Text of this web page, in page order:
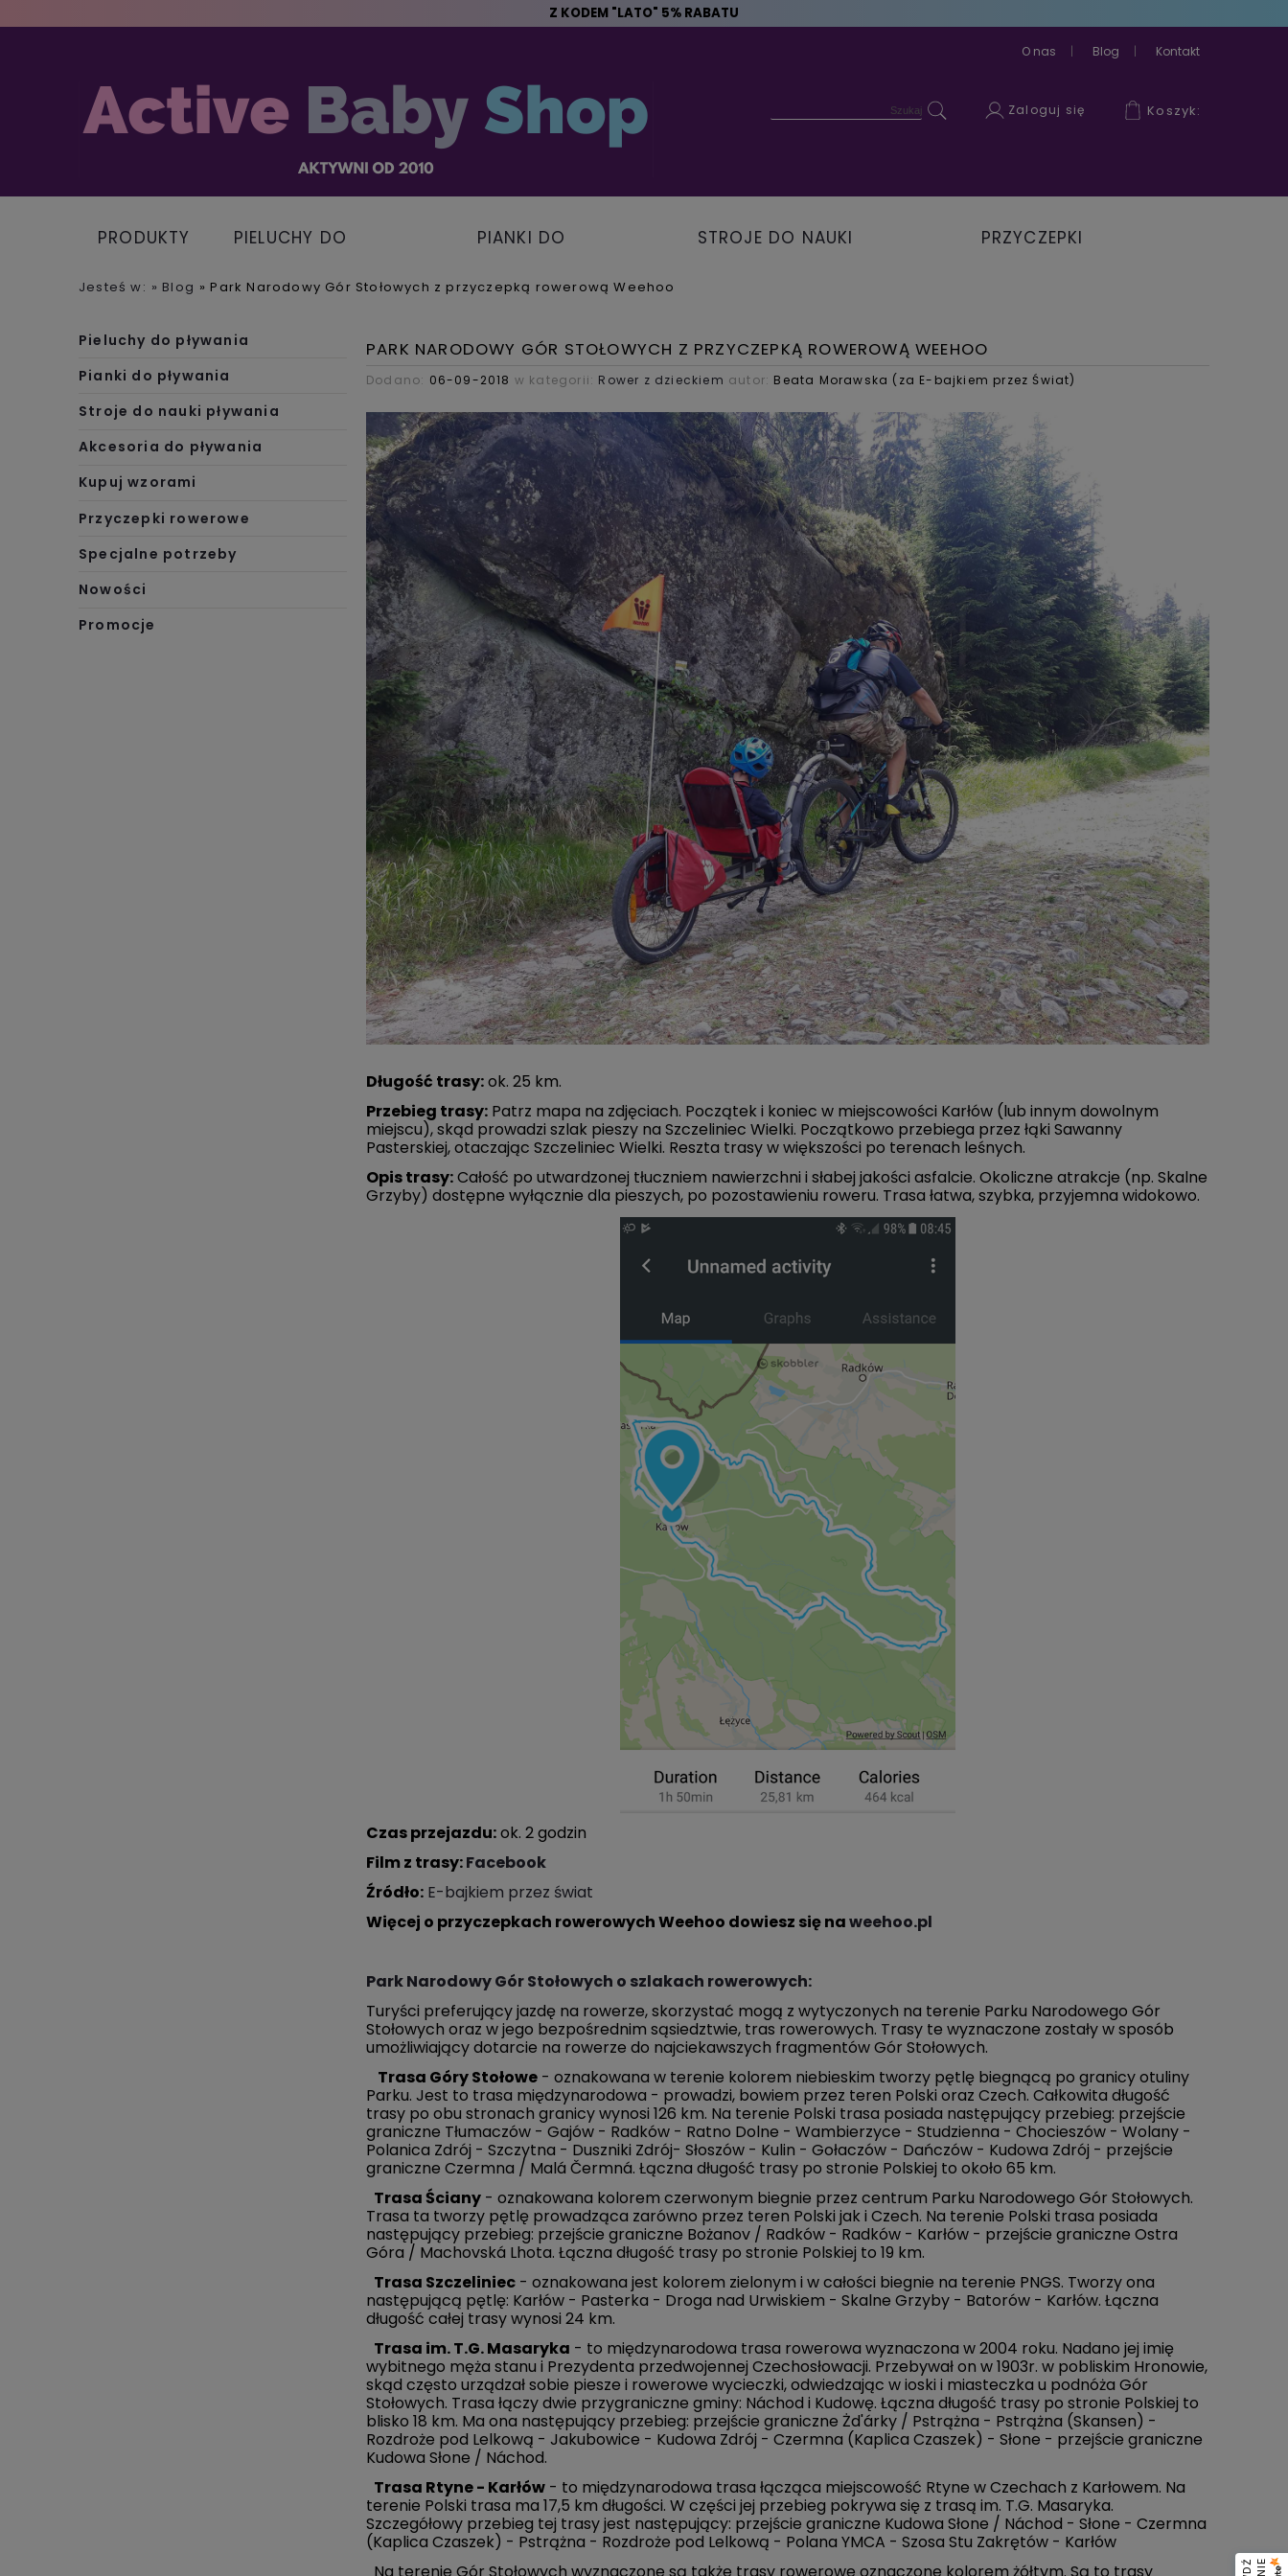
Z KODEM "LATO" 5% RABATU
O nas Blog Kontakt
Koszyk:
Zaloguj się
PRODUKTY
PIELUCHY DO
PIANKI DO
STROJE DO NAUKI
PRZYCZEPKI
Jesteś w: » Blog » Park Narodowy Gór Stołowych z przyczepką rowerową Weehoo
Pieluchy do pływania
Pianki do pływania
Stroje do nauki pływania
Akcesoria do pływania
Kupuj wzorami
Przyczepki rowerowe
Specjalne potrzeby
Nowości
Promocje
PARK NARODOWY GÓR STOŁOWYCH Z PRZYCZEPKĄ ROWEROWĄ WEEHOO
Dodano: 06-09-2018 w kategorii: Rower z dzieckiem autor: Beata Morawska (za E-bajkiem przez Świat)
Długość trasy:ok. 25 km.
Przebieg trasy: Patrz mapa na zdjęciach. Początek i koniec w miejscowości Karłów (lub innym dowolnym
miejscu), skąd prowadzi szlak pieszy na Szczeliniec Wielki. Początkowo przebiega przez łąki Sawanny
Pasterskiej, otaczając Szczeliniec Wielki. Reszta trasy w większości po terenach leśnych.
Opis trasy:Całość po utwardzonej tłuczniem nawierzchni i słabej jakości asfalcie. Okoliczne atrakcje (np. Skalne
Grzyby) dostępne wyłącznie dla pieszych, po pozostawieniu roweru. Trasa łatwa, szybka, przyjemna widokowo.
Czas przejazdu:ok. 2 godzin
Film z trasy:Facebook
Źródło: E-bajkiem przez świat
Więcej o przyczepkach rowerowych Weehoo dowiesz się naweehoo.pl
Park Narodowy Gór Stołowych o szlakach rowerowych:
Turyści preferujący jazdę na rowerze, skorzystać mogą z wytyczonych na terenie Parku Narodowego Gór
Stołowych oraz w jego bezpośrednim sąsiedztwie, tras rowerowych. Trasy te wyznaczone zostały w sposób
umożliwiający dotarcie na rowerze do najciekawszych fragmentów Gór Stołowych.
Trasa Góry Stołowe - oznakowana w terenie kolorem niebieskim tworzy pętlę biegnącą po granicy otuliny
Parku. Jest to trasa międzynarodowa - prowadzi, bowiem przez teren Polski oraz Czech. Całkowita długość
trasy po obu stronach granicy wynosi 126 km. Na terenie Polski trasa posiada następujący przebieg: przejście
graniczne Tłumaczów - Gajów - Radków - Ratno Dolne - Wambierzyce - Studzienna - Chocieszów - Wolany -
Polanica Zdrój - Szczytna - Duszniki Zdrój- Słoszów - Kulin - Gołaczów - Dańczów - Kudowa Zdrój - przejście
graniczne Czermna / Malá Čermná. Łączna długość trasy po stronie Polskiej to około 65 km.
Trasa Ściany - oznakowana kolorem czerwonym biegnie przez centrum Parku Narodowego Gór Stołowych.
Trasa ta tworzy pętlę prowadząca zarówno przez teren Polski jak i Czech. Na terenie Polski trasa posiada
następujący przebieg: przejście graniczne Bożanov / Radków - Radków - Karłów - przejście graniczne Ostra
Góra / Machovská Lhota. Łączna długość trasy po stronie Polskiej to 19 km.
Trasa Szczeliniec - oznakowana jest kolorem zielonym i w całości biegnie na terenie PNGS. Tworzy ona
następującą pętlę: Karłów - Pasterka - Droga nad Urwiskiem - Skalne Grzyby - Batorów - Karłów. Łączna
długość całej trasy wynosi 24 km.
Trasa im. T.G. Masaryka - to międzynarodowa trasa rowerowa wyznaczona w 2004 roku. Nadano jej imię
wybitnego męża stanu i Prezydenta przedwojennej Czechosłowacji. Przebywał on w 1903r. w pobliskim Hronowie,
skąd często urządzał sobie piesze i rowerowe wycieczki, odwiedzając w ioski i miasteczka u podnóża Gór
Stołowych. Trasa łączy dwie przygraniczne gminy: Náchod i Kudowę. Łączna długość trasy po stronie Polskiej to
blisko 18 km. Ma ona następujący przebieg: przejście graniczne Żd'árky / Pstrążna - Pstrążna (Skansen) -
Rozdroże pod Lelkową - Jakubowice - Kudowa Zdrój - Czermna (Kaplica Czaszek) - Słone - przejście graniczne
Kudowa Słone / Náchod.
Trasa Rtyne - Karłów - to międzynarodowa trasa łącząca miejscowość Rtyne w Czechach z Karłowem. Na
terenie Polski trasa ma 17,5 km długości. W części jej przebieg pokrywa się z trasą im. T.G. Masaryka.
Szczegółowy przebieg tej trasy jest następujący: przejście graniczne Kudowa Słone / Náchod - Słone - Czermna
(Kaplica Czaszek) - Pstrążna - Rozdroże pod Lelkową - Polana YMCA - Szosa Stu Zakrętów - Karłów